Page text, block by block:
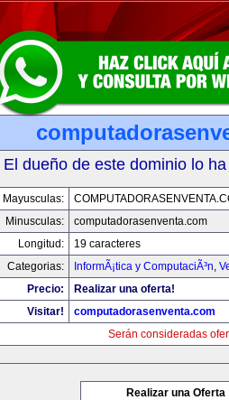
El dueño de este dominio lo
Mayusculas:
Minusculas:
computadorasenventa.com
Longitud:
19 caracteres
Categorias:
InformÃ¡tica y ComputaciÃ³n,
Precio:
Realizar una oferta!
Visitar!
computadorasenventa.com
Serán consideradas
Realizar una Oferta